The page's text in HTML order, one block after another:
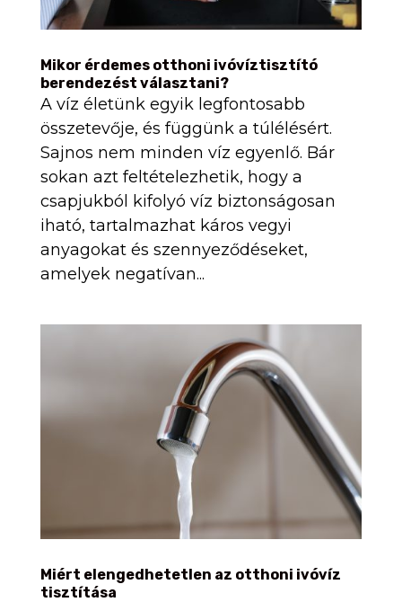
Mikor érdemes otthoni ivóvíztisztító
berendezést választani?
A víz életünk egyik legfontosabb
összetevője, és függünk a túlélésért.
Sajnos nem minden víz egyenlő. Bár
sokan azt feltételezhetik, hogy a
csapjukból kifolyó víz biztonságosan
iható, tartalmazhat káros vegyi
anyagokat és szennyeződéseket,
amelyek negatívan...
Miért elengedhetetlen az otthoni ivóvíz
tisztítása